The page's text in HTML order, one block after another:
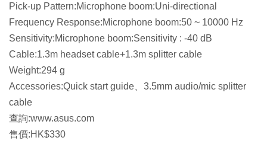
Pick-up Pattern:Microphone boom:Uni-directional
Frequency Response:Microphone boom:50 ~ 10000 Hz
Sensitivity:Microphone boom:Sensitivity : -40 dB
Cable:1.3m headset cable+1.3m splitter cable
Weight:294 g
Accessories:Quick start guide、3.5mm audio/mic splitter
cable
查詢:www.asus.com
售價:HK$330